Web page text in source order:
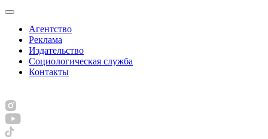
Агентство
Реклама
Издательство
Социологическая служба
Контакты